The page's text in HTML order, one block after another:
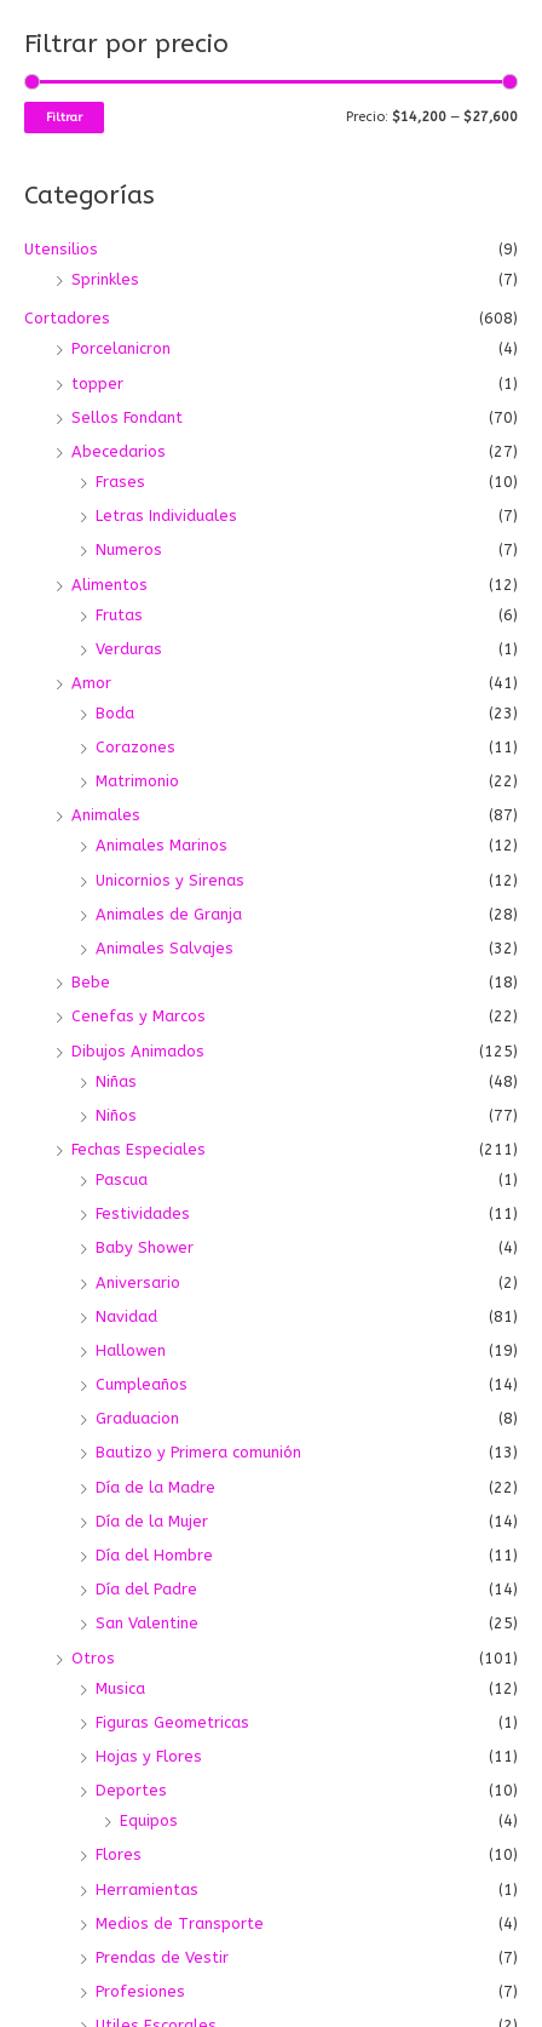
c
a
r
p
r
Filtrar por precio
ii
Filtrar Precio: $14,200 — $27,600
Categorías
Utensilios
(9)
Sprinkles
(7)
Cortadores
(608)
Porcelanicron
(4)
topper
(1)
Sellos Fondant
(70)
Abecedarios
(27)
Frases
(10)
Letras Individuales
(7)
Numeros
(7)
Alimentos
(12)
Frutas
(6)
Verduras
(1)
Amor
(41)
Boda
(23)
Corazones
(11)
Matrimonio
(22)
Animales
(87)
Animales Marinos
(12)
Unicornios y Sirenas
(12)
Animales de Granja
(28)
Animales Salvajes
(32)
Bebe
(18)
Cenefas y Marcos
(22)
Dibujos Animados
(125)
Niñas
(48)
Niños
(77)
Fechas Especiales
(211)
Pascua
(1)
Festividades
(11)
Baby Shower
(4)
Aniversario
(2)
Navidad
(81)
Hallowen
(19)
Cumpleaños
(14)
Graduacion
(8)
Bautizo y Primera comunión
(13)
Día de la Madre
(22)
Día de la Mujer
(14)
Día del Hombre
(11)
Día del Padre
(14)
San Valentine
(25)
Otros
(101)
Musica
(12)
Figuras Geometricas
(1)
Hojas y Flores
(11)
Deportes
(10)
Equipos
(4)
Flores
(10)
Herramientas
(1)
Medios de Transporte
(4)
Prendas de Vestir
(7)
Profesiones
(7)